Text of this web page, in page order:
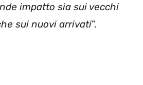
impatto sia sui vecchi
sui nuovi arrivati”.